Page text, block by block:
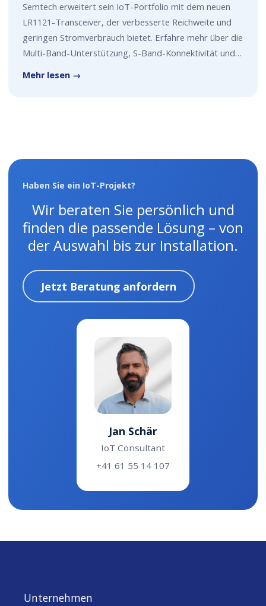
Semtech erweitert sein IoT-Portfolio mit dem neuen
LR1121-Transceiver, der verbesserte Reichweite und
geringen Stromverbrauch bietet. Erfahre mehr über die
Multi-Band-Unterstützung, S-Band-Konnektivität und…
Mehr lesen →
Haben Sie ein IoT-Projekt?
Wir beraten Sie persönlich und
finden die passende Lösung – von
der Auswahl bis zur Installation.
Jetzt Beratung anfordern
Jan Schär
IoT Consultant
+41 61 55 14 107
Unternehmen